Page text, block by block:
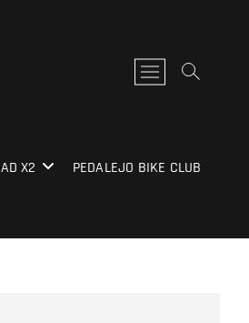
X2 PEDALEJO BIKE CLUB
B
o
d